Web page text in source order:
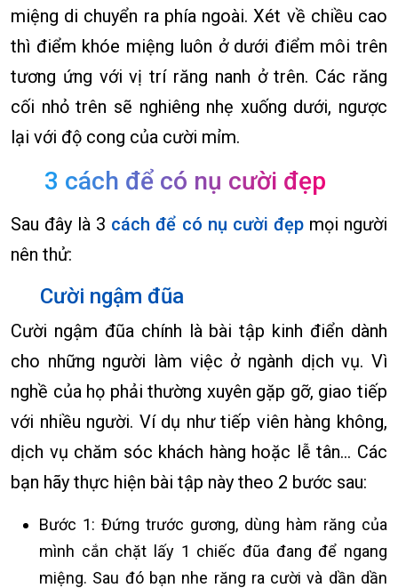
miệng di chuyển ra phía ngoài. Xét về chiều cao
thì điểm khóe miệng luôn ở dưới điểm môi trên
tương ứng với vị trí răng nanh ở trên. Các răng
cối nhỏ trên sẽ nghiêng nhẹ xuống dưới, ngược
lại với độ cong của cười mỉm.
3 cách để có nụ cười đẹp
Sau đây là 3 cách để có nụ cười đẹpmọi người
nên thử:
Cười ngậm đũa
Cười ngậm đũa chính là bài tập kinh điển dành
cho những người làm việc ở ngành dịch vụ. Vì
nghề của họ phải thường xuyên gặp gỡ, giao tiếp
với nhiều người. Ví dụ như tiếp viên hàng không,
dịch vụ chăm sóc khách hàng hoặc lễ tân… Các
bạn hãy thực hiện bài tập này theo 2 bước sau:
Bước 1: Đứng trước gương, dùng hàm răng của
mình cắn chặt lấy 1 chiếc đũa đang để ngang
miệng. Sau đó bạn nhe răng ra cười và dần dần